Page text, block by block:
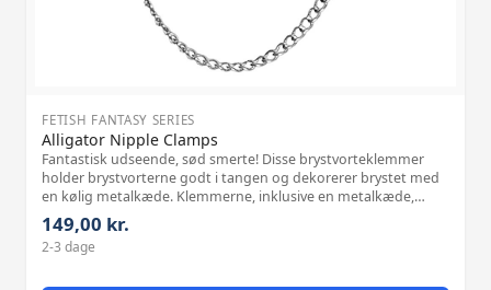
FETISH FANTASY SERIES
Alligator Nipple Clamps
Fantastisk udseende, sød smerte! Disse brystvorteklemmer
holder brystvorterne godt i tangen og dekorerer brystet med
en kølig metalkæde. Klemmerne, inklusive en metalkæde,
giver det rigtige træk i brystvorterne ved 60 g, og trykstyrken
kan justeres indivi
149,00 kr.
2-3 dage